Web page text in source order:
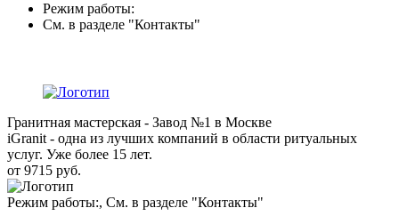
Режим работы:
См. в разделе "Контакты"
Гранитная мастерская - Завод №1 в Москве
iGranit - одна из лучших компаний в области ритуальных
услуг. Уже более 15 лет.
от 9715 руб.
Режим работы:, См. в разделе "Контакты"